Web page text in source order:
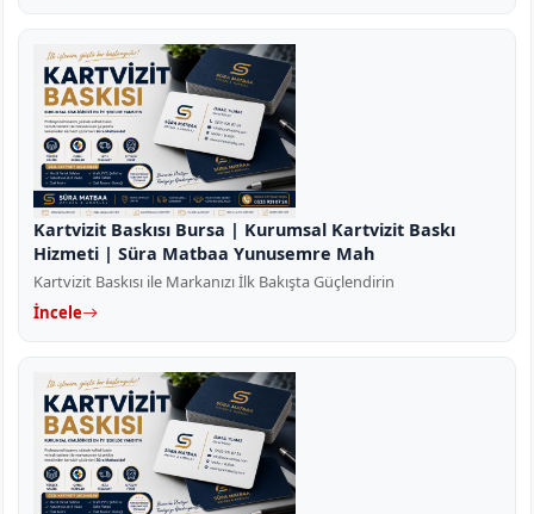
Kartvizit Baskısı Bursa | Kurumsal Kartvizit Baskı
Hizmeti | Süra Matbaa Yunusemre Mah
Kartvizit Baskısı ile Markanızı İlk Bakışta Güçlendirin
İncele